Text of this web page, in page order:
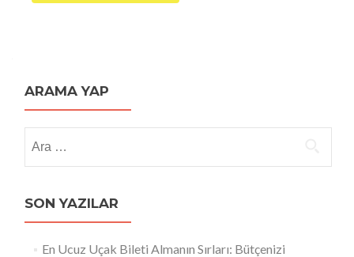
ARAMA YAP
SON YAZILAR
En Ucuz Uçak Bileti Almanın Sırları: Bütçenizi